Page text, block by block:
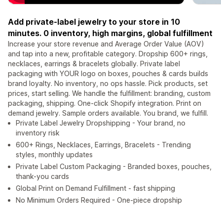
Add private-label jewelry to your store in 10
minutes. 0 inventory, high margins, global fulfillment
Increase your store revenue and Average Order Value (AOV)
and tap into a new, profitable category. Dropship 600+ rings,
necklaces, earrings & bracelets globally. Private label
packaging with YOUR logo on boxes, pouches & cards builds
brand loyalty. No inventory, no ops hassle. Pick products, set
prices, start selling. We handle the fulfillment: branding, custom
packaging, shipping. One-click Shopify integration. Print on
demand jewelry. Sample orders available. You brand, we fulfill.
Private Label Jewelry Dropshipping - Your brand, no
inventory risk
600+ Rings, Necklaces, Earrings, Bracelets - Trending
styles, monthly updates
Private Label Custom Packaging - Branded boxes, pouches,
thank-you cards
Global Print on Demand Fulfillment - fast shipping
No Minimum Orders Required - One-piece dropship